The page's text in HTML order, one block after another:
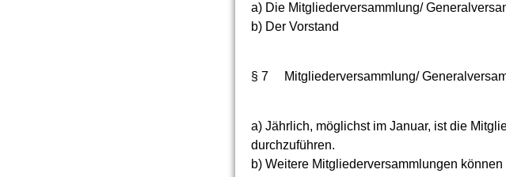
a) Die Mitgliederversammlung/
b) Der Vorstand
§ 7 Mitgliederversammlung/
a) Jährlich, möglichst im Januar, ist die
durchzuführen.
b) Weitere Mitgliederversammlungen